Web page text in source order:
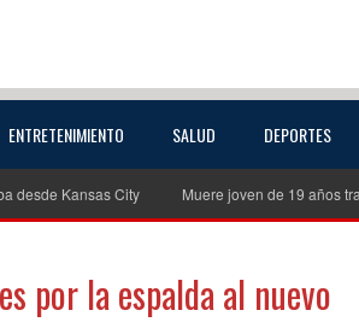
ENTRETENIMIENTO SALUD DEPORTES
desde Kansas City Muere joven de 19 años
por la espalda al nuevo